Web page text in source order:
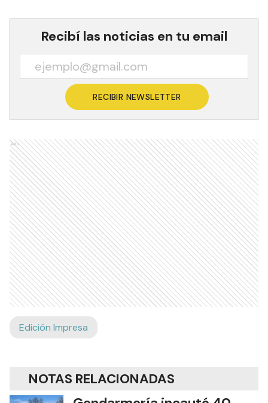
Recibí las noticias en tu email
RECIBIR NEWSLETTER
Ads
Edición Impresa
NOTAS RELACIONADAS